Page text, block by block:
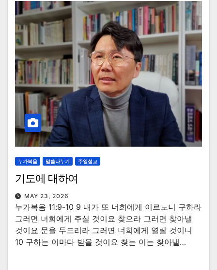
누가복음 말씀나누기 주일설교
기도에 대하여
MAY 23, 2026
누가복음 11:9-10 9 내가 또 너희에게 이르노니 구하라
그러면 너희에게 주실 것이요 찾으라 그러면 찾아낼
것이요 문을 두드리라 그러면 너희에게 열릴 것이니
10 구하는 이마다 받을 것이요 찾는 이는 찾아낼…